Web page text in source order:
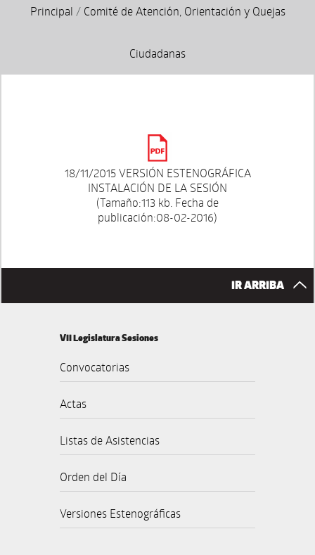
Principal / Comité de Atención, Orientación y Quejas
Ciudadanas
18/11/2015 VERSIÓN ESTENOGRÁFICA
INSTALACIÓN DE LA SESIÓN
(Tamaño:113 kb. Fecha de
publicación:08-02-2016)
IR ARRIBA
VII Legislatura Sesiones
Convocatorias
Actas
Listas de Asistencias
Orden del Día
Versiones Estenográficas